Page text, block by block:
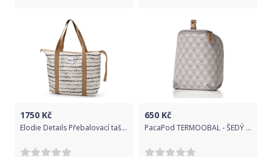
1750 Kč
Elodie Details Přebalovací taška Tidemark Drops
650 Kč
PacaPod TERMOOBAL - ŠEDÝ DECO